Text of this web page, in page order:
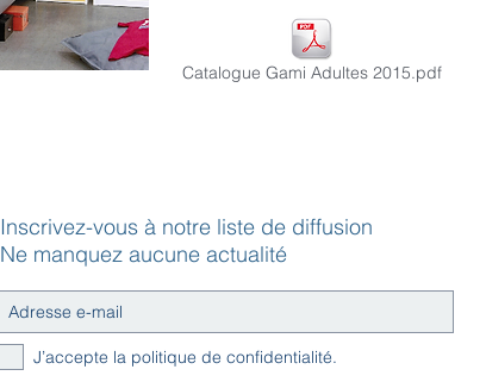
Catalogue Gami Adultes 2015.pdf
Inscrivez-vous à notre liste de diffusion
Ne manquez aucune actualité
J’accepte la politique de confidentialité.